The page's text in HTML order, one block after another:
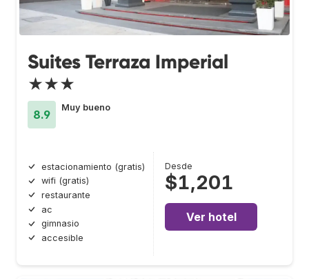
Suites Terraza Imperial
★★★
8.9
Muy bueno
estacionamiento (gratis)
wifi (gratis)
restaurante
ac
gimnasio
accesible
Desde
$1,201
Ver hotel